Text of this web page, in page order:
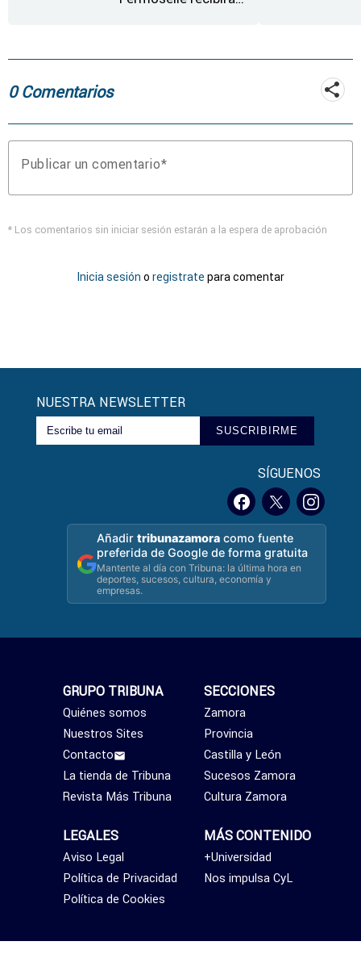
0 Comentarios
Publicar un comentario
* Los comentarios sin iniciar sesión estarán a la espera de aprobación
Inicia sesión o registrate para comentar
NUESTRA NEWSLETTER
SUSCRIBIRME
SÍGUENOS
Añadirtribunazamora como fuente
preferida de Google de forma gratuita
Mantente al día con Tribuna: la última hora en
deportes, sucesos, cultura, economía y
empresas.
SECCIONES
Zamora
Provincia
Castilla y León
Sucesos Zamora
Cultura Zamora
MÁS CONTENIDO
+Universidad
Nos impulsa CyL
GRUPO TRIBUNA
Quiénes somos
Nuestros Sites
Contacto
La tienda de Tribuna
Revista Más Tribuna
LEGALES
Aviso Legal
Política de Privacidad
Política de Cookies